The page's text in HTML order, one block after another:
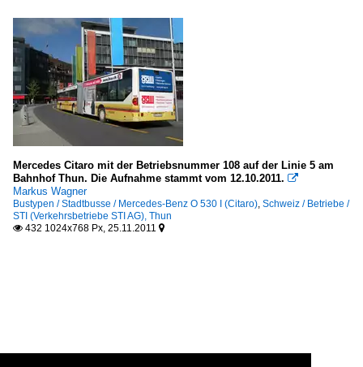
Mercedes Citaro mit der Betriebsnummer 108 auf der Linie 5 am
Bahnhof Thun. Die Aufnahme stammt vom 12.10.2011. 
Markus Wagner
Bustypen / Stadtbusse / Mercedes-Benz O 530 I (Citaro), Schweiz / Betriebe /
STI (Verkehrsbetriebe STI AG), Thun
 432 1024x768 Px, 25.11.2011 